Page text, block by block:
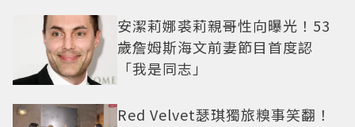
安潔莉娜裘莉親哥性向曝光！53
歲詹姆斯海文前妻節目首度認
「我是同志」
Red Velvet瑟琪獨旅糗事笑翻！